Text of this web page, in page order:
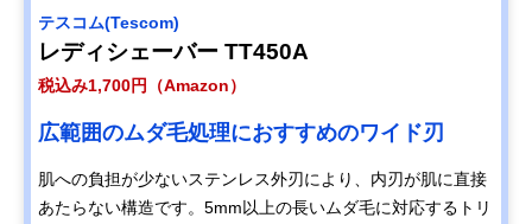
テスコム(Tescom)
レディシェーバー TT450A
税込み1,700円（Amazon）
広範囲のムダ毛処理におすすめのワイド刃
肌への負担が少ないステンレス外刃により、内刃が肌に直接
あたらない構造です。5mm以上の長いムダ毛に対応するトリ